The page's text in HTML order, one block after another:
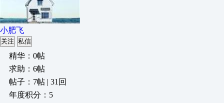
小肥飞
关注 私信
精华：0帖
求助：6帖
帖子：7帖 | 31回
年度积分：5